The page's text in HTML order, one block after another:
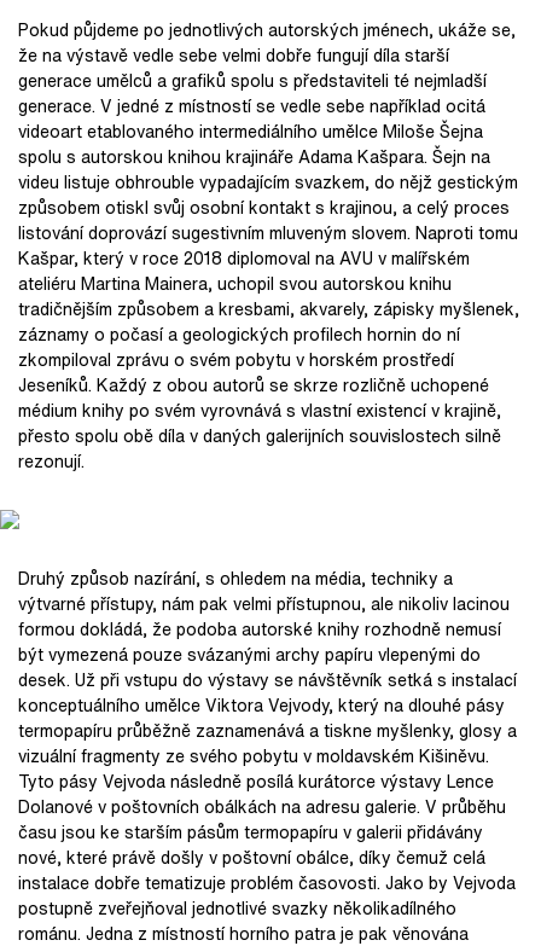
Pokud půjdeme po jednotlivých autorských jménech, ukáže se,
že na výstavě vedle sebe velmi dobře fungují díla starší
generace umělců a grafiků spolu s představiteli té nejmladší
generace. V jedné z místností se vedle sebe například ocitá
videoart etablovaného intermediálního umělce Miloše Šejna
spolu s autorskou knihou krajináře Adama Kašpara. Šejn na
videu listuje obhrouble vypadajícím svazkem, do nějž gestickým
způsobem otiskl svůj osobní kontakt s krajinou, a celý proces
listování doprovází sugestivním mluveným slovem. Naproti tomu
Kašpar, který v roce 2018 diplomoval na AVU v malířském
ateliéru Martina Mainera, uchopil svou autorskou knihu
tradičnějším způsobem a kresbami, akvarely, zápisky myšlenek,
záznamy o počasí a geologických profilech hornin do ní
zkompiloval zprávu o svém pobytu v horském prostředí
Jeseníků. Každý z obou autorů se skrze rozličně uchopené
médium knihy po svém vyrovnává s vlastní existencí v krajině,
přesto spolu obě díla v daných galerijních souvislostech silně
rezonují.
Druhý způsob nazírání, s ohledem na média, techniky a
výtvarné přístupy, nám pak velmi přístupnou, ale nikoliv lacinou
formou dokládá, že podoba autorské knihy rozhodně nemusí
být vymezená pouze svázanými archy papíru vlepenými do
desek. Už při vstupu do výstavy se návštěvník setká s instalací
konceptuálního umělce Viktora Vejvody, který na dlouhé pásy
termopapíru průběžně zaznamenává a tiskne myšlenky, glosy a
vizuální fragmenty ze svého pobytu v moldavském Kišiněvu.
Tyto pásy Vejvoda následně posílá kurátorce výstavy Lence
Dolanové v poštovních obálkách na adresu galerie. V průběhu
času jsou ke starším pásům termopapíru v galerii přidávány
nové, které právě došly v poštovní obálce, díky čemuž celá
instalace dobře tematizuje problém časovosti. Jako by Vejvoda
postupně zveřejňoval jednotlivé svazky několikadílného
románu. Jedna z místností horního patra je pak věnována